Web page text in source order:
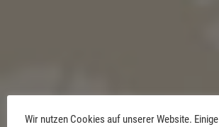
Wir nutzen Cookies auf unserer Website.